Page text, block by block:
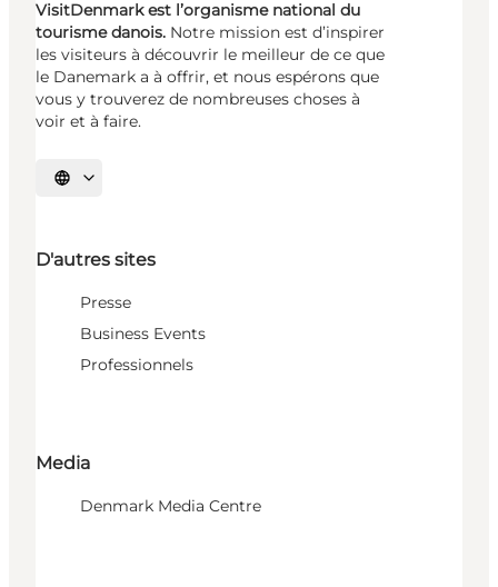
VisitDenmark est l’organisme national du
tourisme danois. Notre mission est d’inspirer
les visiteurs à découvrir le meilleur de ce que
le Danemark a à offrir, et nous espérons que
vous y trouverez de nombreuses choses à
voir et à faire.
Choisissez la langue
D'autres sites
Presse
Business Events
Professionnels
Media
Denmark Media Centre